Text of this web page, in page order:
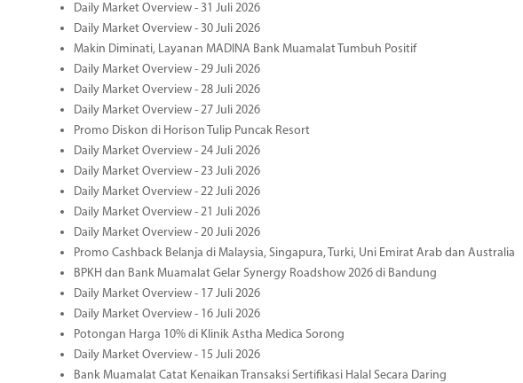
Daily Market Overview - 31 Juli 2026
Daily Market Overview - 30 Juli 2026
Makin Diminati, Layanan MADINA Bank Muamalat Tumbuh Positif
Daily Market Overview - 29 Juli 2026
Daily Market Overview - 28 Juli 2026
Daily Market Overview - 27 Juli 2026
Promo Diskon di Horison Tulip Puncak Resort
Daily Market Overview - 24 Juli 2026
Daily Market Overview - 23 Juli 2026
Daily Market Overview - 22 Juli 2026
Daily Market Overview - 21 Juli 2026
Daily Market Overview - 20 Juli 2026
Promo Cashback Belanja di Malaysia, Singapura, Turki, Uni Emirat Arab dan Australia
BPKH dan Bank Muamalat Gelar Synergy Roadshow 2026 di Bandung
Daily Market Overview - 17 Juli 2026
Daily Market Overview - 16 Juli 2026
Potongan Harga 10% di Klinik Astha Medica Sorong
Daily Market Overview - 15 Juli 2026
Bank Muamalat Catat Kenaikan Transaksi Sertifikasi Halal Secara Daring